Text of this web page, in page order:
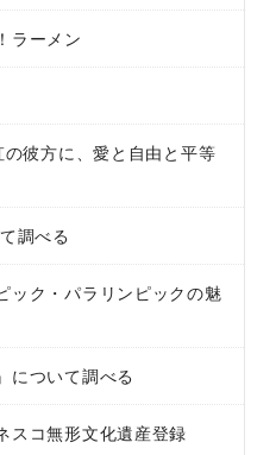
ラーメン
彼方に、愛と自由と平等
調べる
ク・パラリンピックの魅
について調べる
スコ無形文化遺産登録